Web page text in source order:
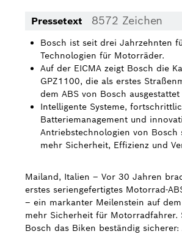
Bosch in Österreich
Karriere bei Bosch in
Bosch Weltweit
Kontakt
Pressetext 8572 Zeichen
Bosch ist seit drei Jahrzehnten
Technologien für Motorräder.
Auf der EICMA zeigt Bosch die
GPZ1100, die als erstes
dem ABS von Bosch
Intelligente Systeme,
Batteriemanagement und
Antriebstechnologien von Bosch
mehr Sicherheit, Effizienz und
Mailand, Italien – Vor 30 Jahren
erstes seriengefertigtes Motorrad-
– ein markanter Meilenstein auf
mehr Sicherheit für Motorradfahrer.
Bosch das Biken beständig sicherer: